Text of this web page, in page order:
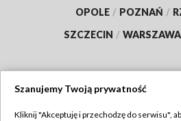
OPOLE / POZNAŃ /
SZCZECIN / WARSZAWA
Szanujemy Twoją prywatność
Kliknij "Akceptuję i przechodzę do serwisu",